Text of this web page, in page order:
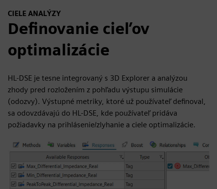
CIELE ANALÝZY
Definovanie cieľov
optimalizácie
HL-DSE je tesne integrovaný s 3D Explorer a analýzou
zhody pred rozložením z pohľadu výstupu simulácie
(odozvy). Výstupné metriky, ktoré už používateľ definoval,
sa odovzdávajú do HL-DSE, kde používateľ pridáva
požiadavky na prihlásenie/zlyhanie a ciele optimalizácie.